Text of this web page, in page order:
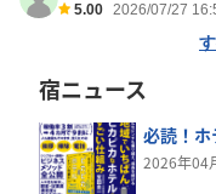
5.00 2026/07/27
宿ニュース
必読！ホ
2026年04